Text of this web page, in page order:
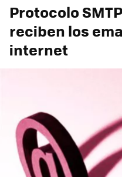
Protocolo
reciben los
internet